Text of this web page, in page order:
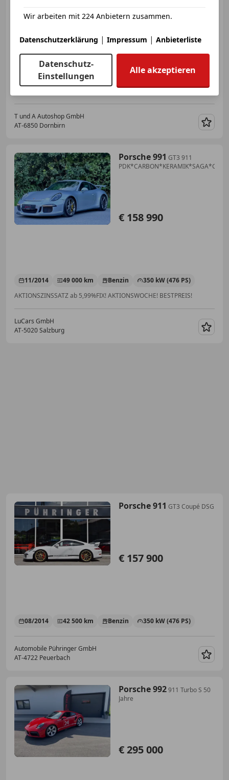
09/2021 37 044 km Benzin 375 kW (510 PS)
T und A Autoshop GmbH
AT-6850 Dornbirn
Porsche 991 GT3 911
€ 158 990
11/2014 49 000 km Benzin
350 kW (476 PS)
AKTIONSZINSSATZ ab 5,99%FIX! AKTIONSWOCHE! BESTPREIS!
LuCars GmbH
AT-5020 Salzburg
Porsche 911 GT3 Coupé DSG
€ 157 900
08/2014 42 500 km Benzin 350 kW (476 PS)
Automobile Pühringer GmbH
AT-4722 Peuerbach
Porsche 992911 Turbo S 50
Jahre
€ 295 000
Wir arbeiten mit 224 Anbietern zusammen.
Datenschutzerklärung | Impressum | Anbieterliste
Datenschutz-
Einstellungen
Alle akzeptieren